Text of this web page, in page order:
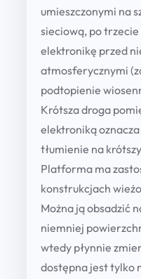
umieszczonymi na
sieciową, po
elektronikę przed
atmosferycznymi
podtopienie
Krótsza droga
elektroniką
tłumienie na
Platforma ma
konstrukcjach
Można ją obsadzić
niemniej
wtedy płynnie
dostępna jest tylko